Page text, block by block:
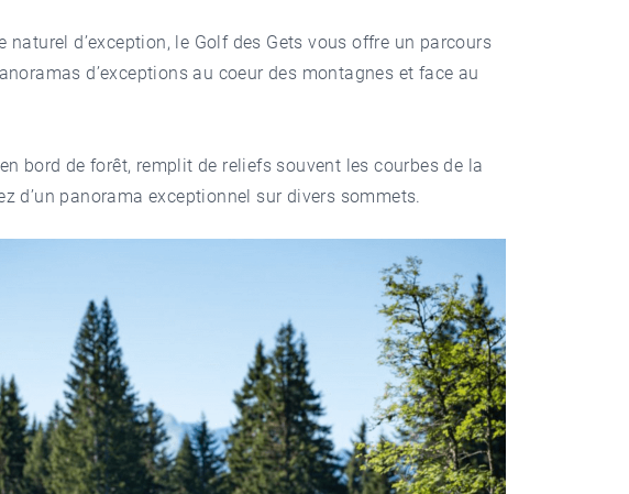
naturel d’exception, le Golf des Gets vous offre un parcours
d’exceptions au coeur des montagnes et face au
bord de forêt, remplit de reliefs souvent les courbes de la
d’un panorama exceptionnel sur divers sommets.